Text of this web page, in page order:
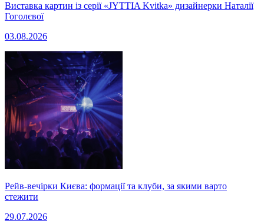
Виставка картин із серії «JYTTIA Kvitka» дизайнерки Наталії
Гоголєвої
03.08.2026
Рейв-вечірки Києва: формації та клуби, за якими варто
стежити
29.07.2026